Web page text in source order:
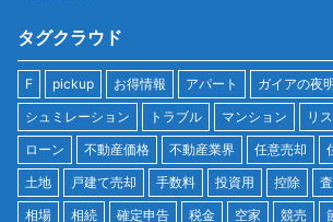
タグクラウド
F pickup お得情報 アパート ガイアの夜
シュミレーション
トラブル マンション リ
ローン
不動産価格 不動産業界 任意売却
土地
戸建て売却 手数料 投資用 控除
相場
相続 確定申告 税金 空家 競売